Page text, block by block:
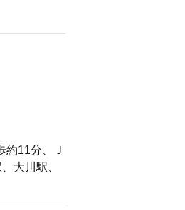
約11分、Ｊ
大川駅、